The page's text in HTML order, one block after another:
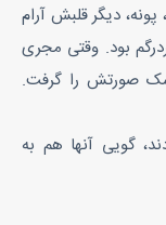
دیگر قلبش آرام
بود. وقتی مجری
اشک صورتش را گرفت.
گویی آنها هم به